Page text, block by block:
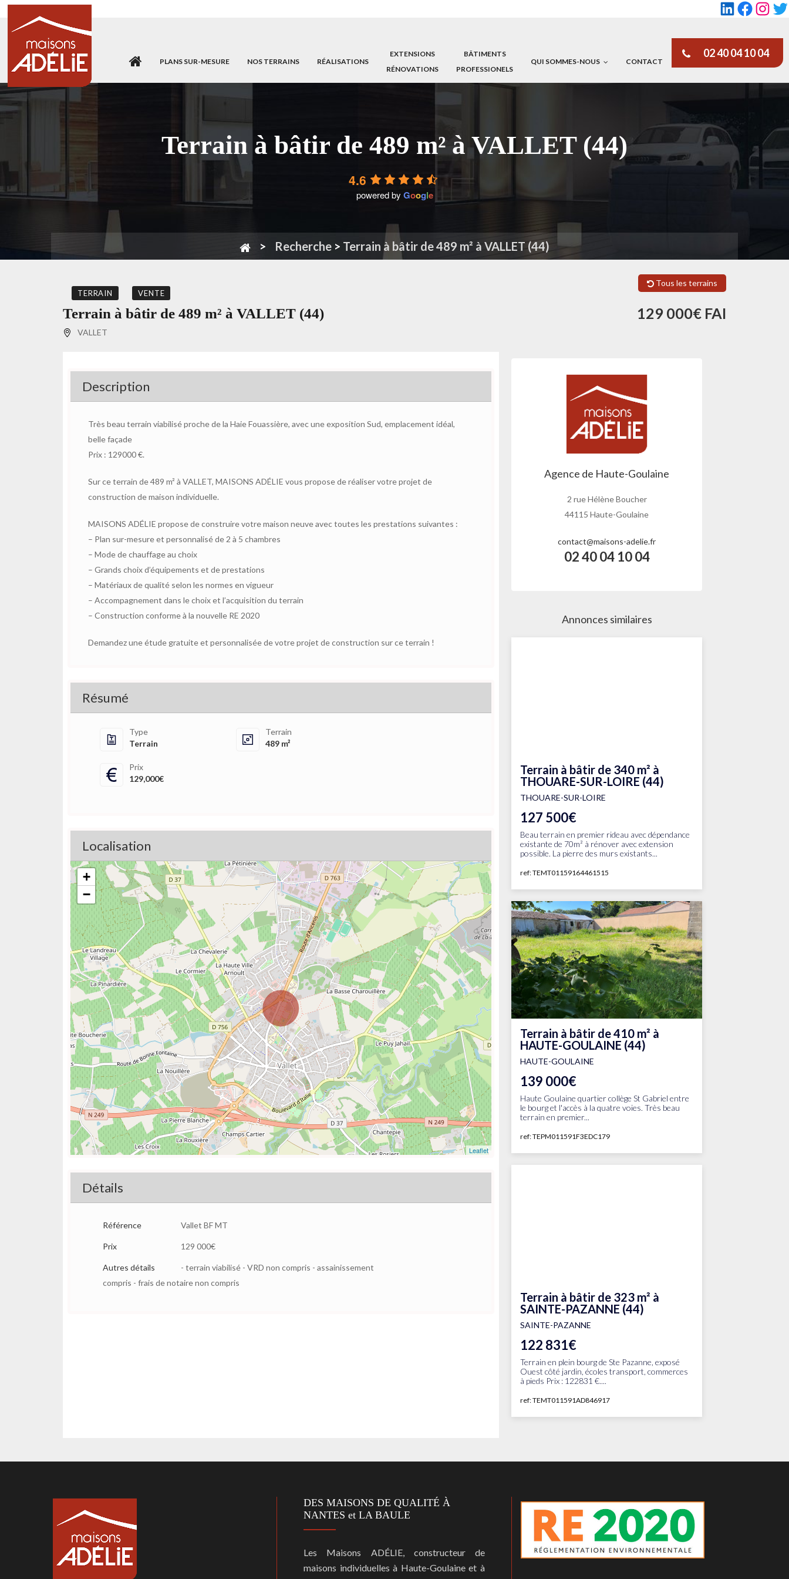
LinkedIn
PLANS SUR-MESURE NOS TERRAINS RÉALISATIONS
EXTENSIONS
RÉNOVATIONS
BÂTIMENTS
PROFESSIONELS
QUI SOMMES-NOUS CONTACT
02 40 04 10 04
Terrain à bâtir de 489 m² à VALLET (44)
4.6
powered by Google
Recherche > Terrain à bâtir de 489 m² à VALLET (44)
Tous les terrains
TERRAIN VENTE
Terrain à bâtir de 489 m² à VALLET (44)
VALLET
129 000€ FAI
Description
Très beau terrain viabilisé proche de la Haie Fouassière, avec une exposition Sud, emplacement idéal,
belle façade
Prix : 129000 €.
Sur ce terrain de 489 m² à VALLET, MAISONS ADÉLIE vous propose de réaliser votre projet de
construction de maison individuelle.
MAISONS ADÉLIE propose de construire votre maison neuve avec toutes les prestations suivantes :
– Plan sur-mesure et personnalisé de 2 à 5 chambres
– Mode de chauffage au choix
– Grands choix d’équipements et de prestations
– Matériaux de qualité selon les normes en vigueur
– Accompagnement dans le choix et l’acquisition du terrain
– Construction conforme à la nouvelle RE 2020
Demandez une étude gratuite et personnalisée de votre projet de construction sur ce terrain !
Résumé
Type
Terrain
Terrain
489 m²
Prix
129,000€
Localisation
+
−
Leaflet
Détails
Référence Vallet BF MT
Prix 129 000€
Autres détails
- terrain viabilisé - VRD non compris - assainissement
compris - frais de notaire non compris
Agence de Haute-Goulaine
2 rue Hélène Boucher
44115 Haute-Goulaine
contact@maisons-adelie.fr
02 40 04 10 04
Annonces similaires
Terrain à bâtir de 340 m² à
THOUARE-SUR-LOIRE (44)
THOUARE-SUR-LOIRE
127 500€
Beau terrain en premier rideau avec dépendance
existante de 70m² à rénover avec extension
possible. La pierre des murs existants...
ref: TEMT01159164461515
Terrain à bâtir de 410 m² à
HAUTE-GOULAINE (44)
HAUTE-GOULAINE
139 000€
Haute Goulaine quartier collège St Gabriel entre
le bourg et l'accès à la quatre voies. Très beau
terrain en premier...
ref: TEPM011591F3EDC179
Terrain à bâtir de 323 m² à
SAINTE-PAZANNE (44)
SAINTE-PAZANNE
122 831€
Terrain en plein bourg de Ste Pazanne, exposé
Ouest côté jardin, écoles transport, commerces
à pieds Prix : 122831 €....
ref: TEMT011591AD846917
DES MAISONS DE QUALITÉ À
NANTES et LA BAULE
Les Maisons ADÉLIE, constructeur de
maisons individuelles à Haute-Goulaine et à